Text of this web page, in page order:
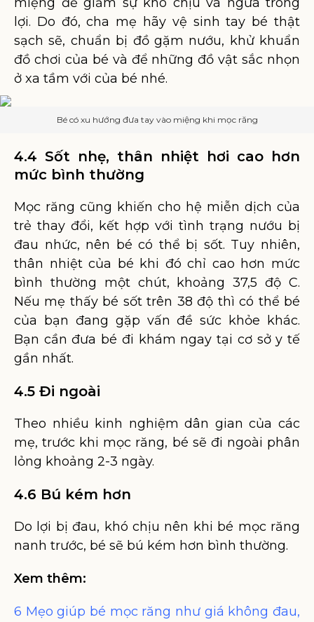
lợi. Do đó, cha mẹ hãy vệ sinh tay bé thật
sạch sẽ, chuẩn bị đồ gặm nướu, khử khuẩn
đồ chơi của bé và để những đồ vật sắc nhọn
ở xa tầm với của bé nhé.
Bé có xu hướng đưa tay vào miệng khi mọc răng
4.4 Sốt nhẹ, thân nhiệt hơi cao hơn
mức bình thường
Mọc răng cũng khiến cho hệ miễn dịch của
trẻ thay đổi, kết hợp với tình trạng nướu bị
đau nhức, nên bé có thể bị sốt. Tuy nhiên,
thân nhiệt của bé khi đó chỉ cao hơn mức
bình thường một chút, khoảng 37,5 độ C.
Nếu mẹ thấy bé sốt trên 38 độ thì có thể bé
của bạn đang gặp vấn đề sức khỏe khác.
Bạn cần đưa bé đi khám ngay tại cơ sở y tế
gần nhất.
4.5 Đi ngoài
Theo nhiều kinh nghiệm dân gian của các
mẹ, trước khi mọc răng, bé sẽ đi ngoài phân
lỏng khoảng 2-3 ngày.
4.6 Bú kém hơn
Do lợi bị đau, khó chịu nên khi bé mọc răng
nanh trước, bé sẽ bú kém hơn bình thường.
Xem thêm:
6 Mẹo giúp bé mọc răng như giá không đau,